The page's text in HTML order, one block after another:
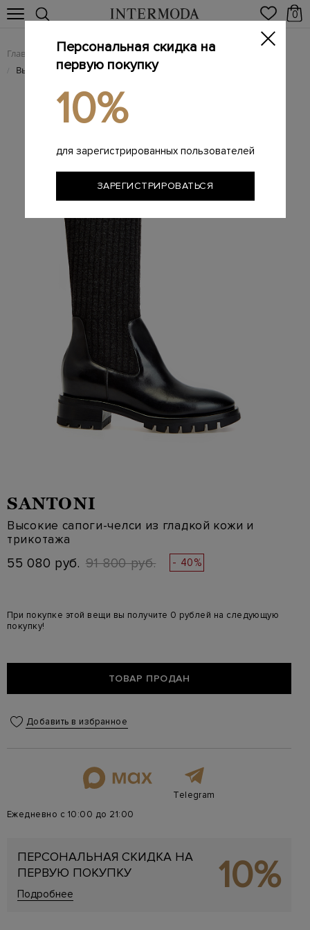
0
Главная Женщинам / Женская обувь / Женские сапоги
/ Высокие сапоги-челси из гладкой кожи и трикотажа
SANTONI
Высокие сапоги-челси из гладкой кожи и
трикотажа
55 080 руб. 91 800 руб. - 40%
При покупке этой вещи вы получите 0 рублей на следующую
покупку!
ТОВАР ПРОДАН
Добавить в избранное
Telegram
Ежедневно с 10:00 до 21:00
ПЕРСОНАЛЬНАЯ СКИДКА НА
ПЕРВУЮ ПОКУПКУ
Подробнее 10%
Персональная скидка на
первую покупку
10%
для зарегистрированных пользователей
ЗАРЕГИСТРИРОВАТЬСЯ